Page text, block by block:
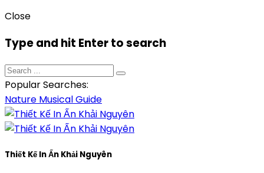
Close
Type and hit Enter to search
Popular Searches:
Nature MusicalGuide
Thiết Kế In Ấn Khải Nguyên